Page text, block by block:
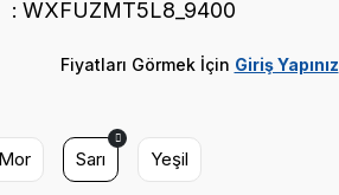
WXFUZMT5L8_9400
Fiyatları Görmek İçin Giriş Yapınız
Mor Sarı Yeşil